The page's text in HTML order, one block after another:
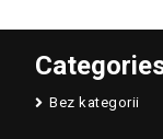
Bez kategorii